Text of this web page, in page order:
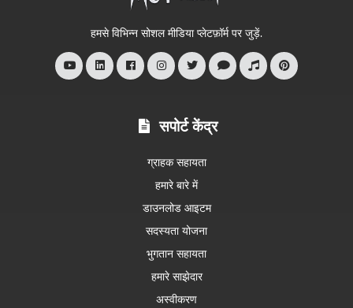
हमसे विभिन्न सोशल मीडिया प्लेटफ़ॉर्म पर जुड़ें.
सपोर्ट केंद्र
ग्राहक सहायता
हमारे बारे में
डाउनलोड आइटम
सदस्यता योजना
भुगतान सहायता
हमारे साझेदार
अस्वीकरण